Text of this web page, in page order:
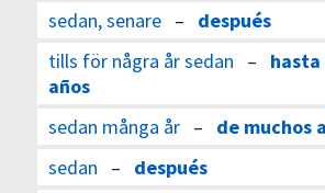
sedan, senare– después
tills för några år sedan – hasta
años
sedan många år– de muchos
sedan – después